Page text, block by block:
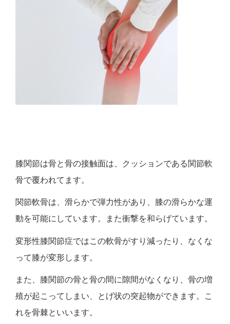
膝関節は骨と骨の接触面は、クッションである関節軟
骨で覆われてます。
関節軟骨は、滑らかで弾力性があり、膝の滑らかな運
動を可能にしています。また衝撃を和らげています。
変形性膝関節症ではこの軟骨がすり減ったり、なくな
って膝が変形します。
また、膝関節の骨と骨の間に隙間がなくなり、骨の増
殖が起こってしまい、とげ状の突起物ができます。こ
れを骨棘といいます。